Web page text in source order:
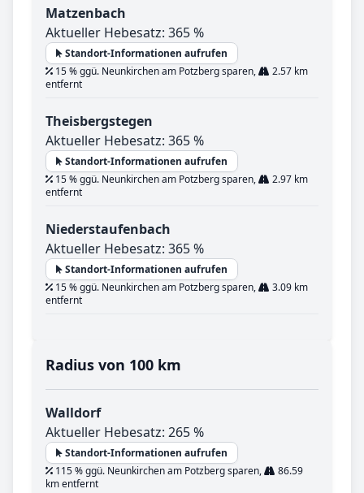
Matzenbach
Aktueller Hebesatz: 365 %
Standort-Informationen aufrufen
15 % ggü. Neunkirchen am Potzberg sparen,
2.57 km
entfernt
Theisbergstegen
Aktueller Hebesatz: 365 %
Standort-Informationen aufrufen
15 % ggü. Neunkirchen am Potzberg sparen,
2.97 km
entfernt
Niederstaufenbach
Aktueller Hebesatz: 365 %
Standort-Informationen aufrufen
15 % ggü. Neunkirchen am Potzberg sparen,
3.09 km
entfernt
Radius von 100 km
Walldorf
Aktueller Hebesatz: 265 %
Standort-Informationen aufrufen
115 % ggü. Neunkirchen am Potzberg sparen,
86.59
km entfernt